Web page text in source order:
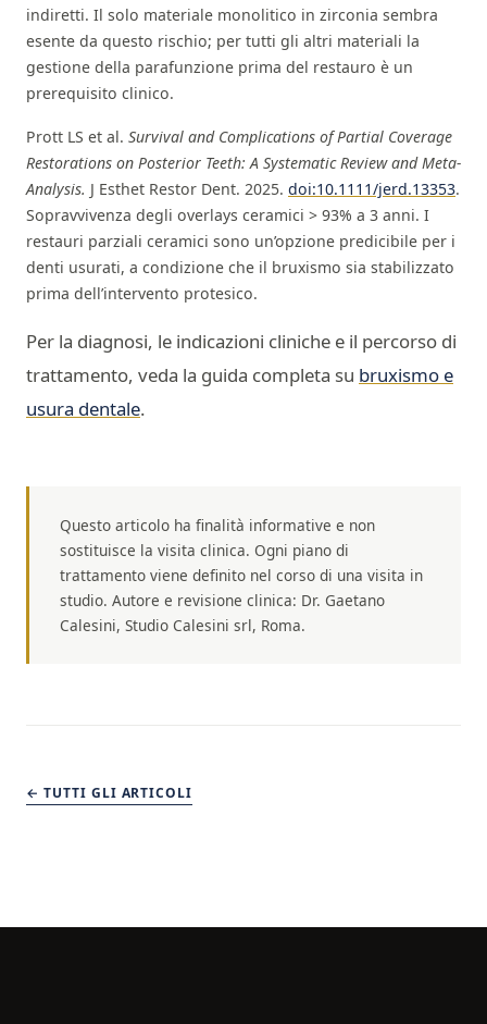
indiretti. Il solo materiale monolitico in zirconia sembra
esente da questo rischio; per tutti gli altri materiali la
gestione della parafunzione prima del restauro è un
prerequisito clinico.
Prott LS et al. Survival and Complications of Partial Coverage
Restorations on Posterior Teeth: A Systematic Review and Meta-
Analysis. J Esthet Restor Dent. 2025. doi:10.1111/jerd.13353.
Sopravvivenza degli overlays ceramici > 93% a 3 anni. I
restauri parziali ceramici sono un’opzione predicibile per i
denti usurati, a condizione che il bruxismo sia stabilizzato
prima dell’intervento protesico.
Per la diagnosi, le indicazioni cliniche e il percorso di
trattamento, veda la guida completa su bruxismo e
usura dentale.
Questo articolo ha finalità informative e non
sostituisce la visita clinica. Ogni piano di
trattamento viene definito nel corso di una visita in
studio. Autore e revisione clinica: Dr. Gaetano
Calesini, Studio Calesini srl, Roma.
← TUTTI GLI ARTICOLI